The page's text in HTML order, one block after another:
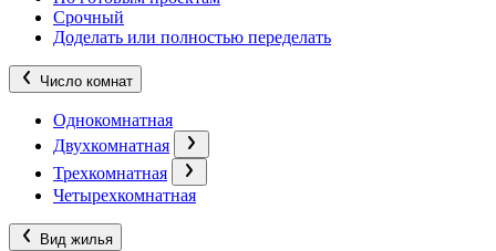
Срочный
Доделать или полностью переделать
Число комнат
Однокомнатная
Двухкомнатная
Трехкомнатная
Четырехкомнатная
Вид жилья